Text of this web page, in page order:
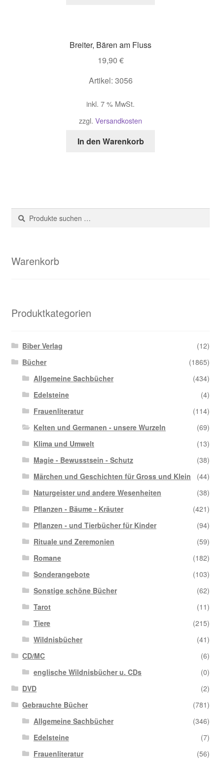
Breiter, Bären am Fluss
19,90 €
Artikel: 3056
inkl. 7 % MwSt.
zzgl. Versandkosten
In den Warenkorb
Suche
nach:
Suchen
Warenkorb
Produktkategorien
Biber Verlag
(12)
Bücher
(1865)
Allgemeine Sachbücher
(434)
Edelsteine
(4)
Frauenliteratur
(114)
Kelten und Germanen - unsere Wurzeln
(69)
Klima und Umwelt
(13)
Magie - Bewusstsein - Schutz
(38)
Märchen und Geschichten für Gross und Klein
(44)
Naturgeister und andere Wesenheiten
(38)
Pflanzen - Bäume - Kräuter
(421)
Pflanzen - und Tierbücher für Kinder
(94)
Rituale und Zeremonien
(59)
Romane
(182)
Sonderangebote
(103)
Sonstige schöne Bücher
(62)
Tarot
(11)
Tiere
(215)
Wildnisbücher
(41)
CD/MC
(6)
englische Wildnisbücher u. CDs
(0)
DVD
(2)
Gebrauchte Bücher
(781)
Allgemeine Sachbücher
(346)
Edelsteine
(7)
Frauenliteratur
(56)